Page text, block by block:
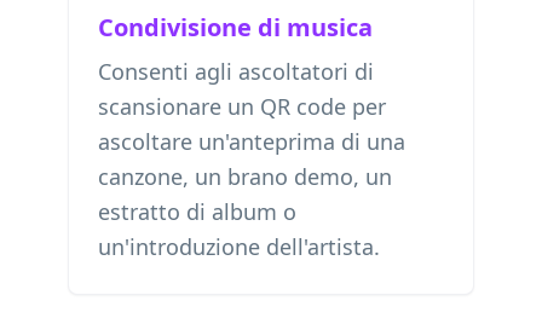
Condivisione di musica
Consenti agli ascoltatori di
scansionare un QR code per
ascoltare un'anteprima di una
canzone, un brano demo, un
estratto di album o
un'introduzione dell'artista.